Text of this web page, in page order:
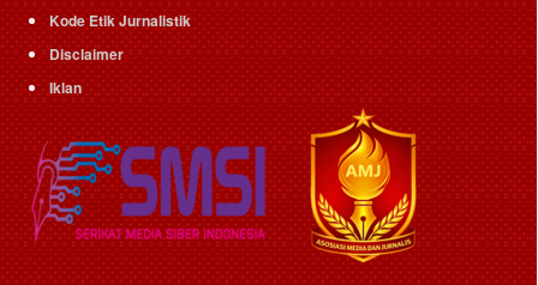
Kode Etik Jurnalistik
Disclaimer
Iklan